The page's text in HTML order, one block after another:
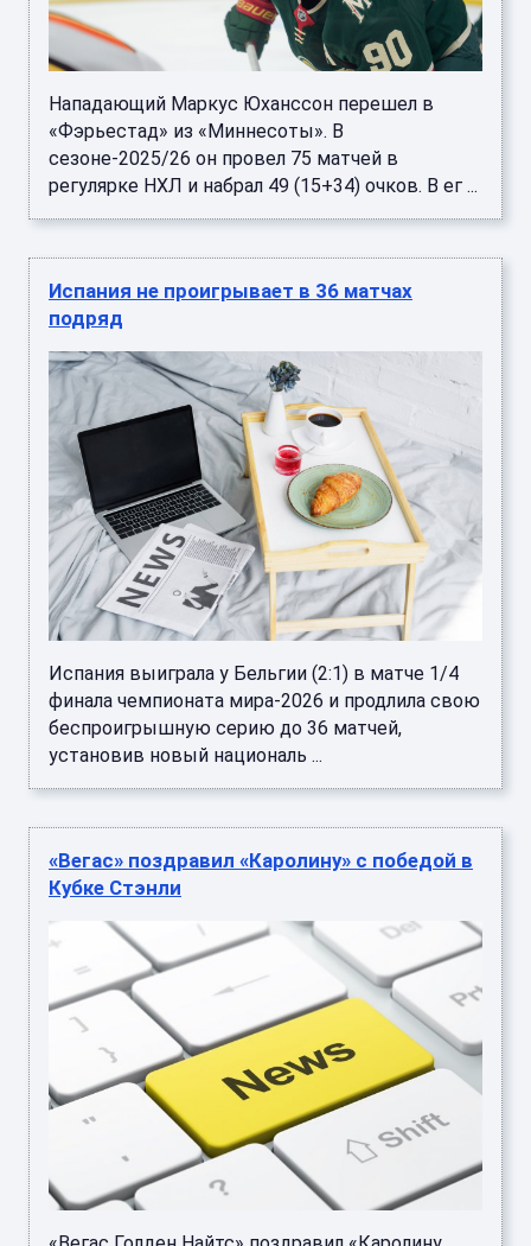
Нападающий Маркус Юханссон перешел в
«Фэрьестад» из «Миннесоты». В
сезоне-2025/26 он провел 75 матчей в
регулярке НХЛ и набрал 49 (15+34) очков. В ег ...
Испания не проигрывает в 36 матчах
подряд
Испания выиграла у Бельгии (2:1) в матче 1/4
финала чемпионата мира-2026 и продлила свою
беспроигрышную серию до 36 матчей,
установив новый националь ...
«Вегас» поздравил «Каролину» с победой в
Кубке Стэнли